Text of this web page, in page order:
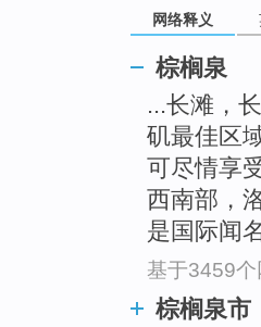
网络释义
棕榈泉
...长滩，
矶最佳区
可尽情享
西南部，
是国际闻
基于3459个
棕榈泉市